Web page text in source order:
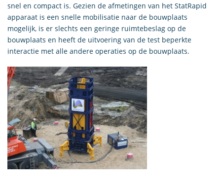
snel en compact is. Gezien de afmetingen van het StatRapid
apparaat is een snelle mobilisatie naar de bouwplaats
mogelijk, is er slechts een geringe ruimtebeslag op de
bouwplaats en heeft de uitvoering van de test beperkte
interactie met alle andere operaties op de bouwplaats.